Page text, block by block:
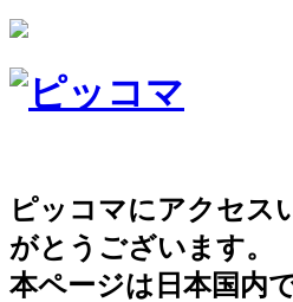
ピッコマにアクセス
がとうございます。
本ページは日本国内